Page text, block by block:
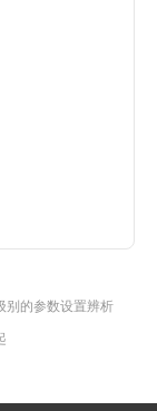
别的参数设置辨析